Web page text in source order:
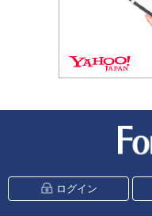
ログイン